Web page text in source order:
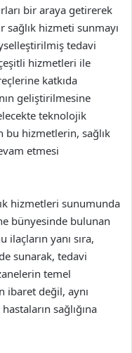
bir araya getirerek
hizmeti sunmayı
tedavi
hizmetleri ile
katkıda
geliştirilmesine
teknolojik
bu hizmetlerin, sağlık
etmesi
hizmetleri sunumunda
bünyesinde bulunan
yanı sıra,
sunarak, tedavi
temel
ibaret değil, aynı
sağlığına